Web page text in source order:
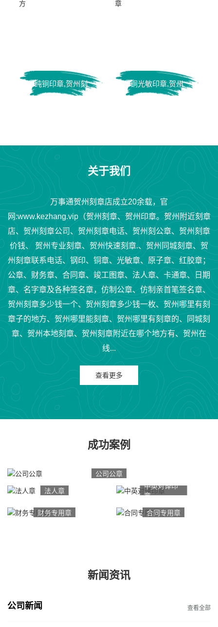
纯铜印章,贺州刻
章的地方
铜光敏印章,贺州
本地刻章
关于我们
万事通贺州刻章店成立20余载，官
网:www.kezhang.vip（贺州刻章、贺州印章。贺州附近刻章
店、贺州刻章公司、贺州刻章电话、贺州刻公章、贺州刻章
价钱、 贺州专业刻章、贺州快速刻章.、贺州同城刻章、贺
州刻章联系电话、钢印、铜章、光敏章、原子章、红胶章；
公章、财务章、合同章、竣工图章、法人章、卡通章、日期
章、名字章及各种签名章，仿制公章、仿制亲首笔签名章、
贺州刻章多少钱一个、贺州刻章多少钱一枚、贺州哪里有刻
章子的地方、贺州哪里能刻章、贺州哪里有刻章的、同城刻
章、贺州本地刻章、贺州刻章附近在哪个地方有、贺州在
线...
查看更多
成功案例
公司公章
法人章
中英对译印
章
财务专用章 合同专用章
新闻资讯
公司新闻 查看全部